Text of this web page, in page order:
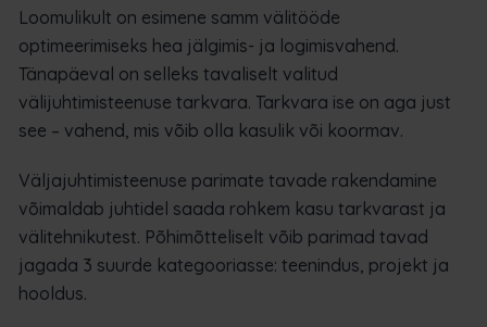
Loomulikult on esimene samm välitööde
optimeerimiseks hea jälgimis- ja logimisvahend.
Tänapäeval on selleks tavaliselt valitud
välijuhtimisteenuse tarkvara. Tarkvara ise on aga just
see – vahend, mis võib olla kasulik või koormav.
Väljajuhtimisteenuse parimate tavade rakendamine
võimaldab juhtidel saada rohkem kasu tarkvarast ja
välitehnikutest. Põhimõtteliselt võib parimad tavad
jagada 3 suurde kategooriasse: teenindus, projekt ja
hooldus.